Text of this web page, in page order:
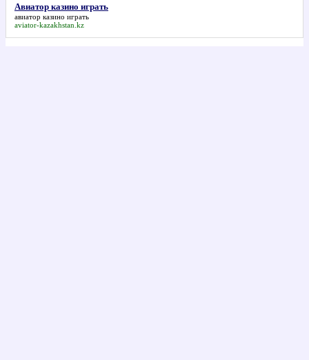
Авиатор казино играть
авиатор казино играть
aviator-kazakhstan.kz